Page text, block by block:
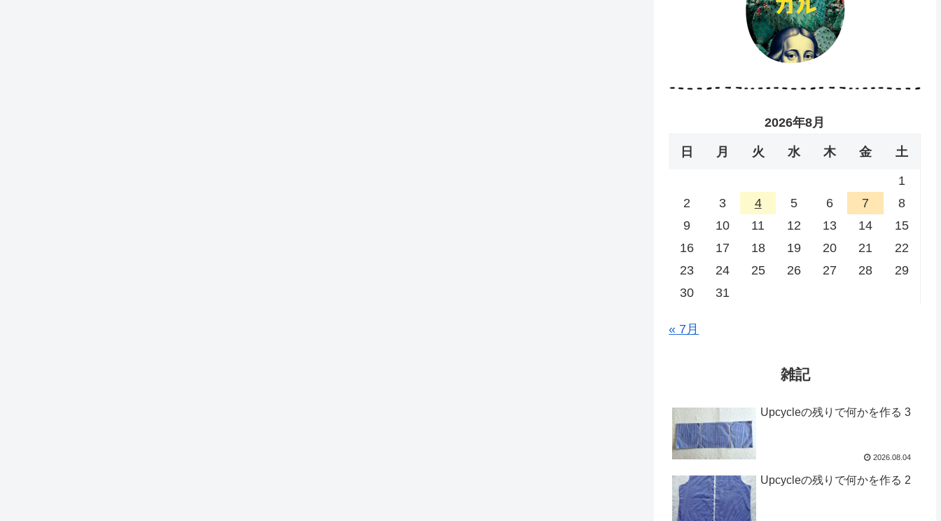
2026年8月
日 月 火 水 木 金 土
1
2
3 4 5 6 7
8
9
10 11 12 13 14
15
16
17 18 19 20 21
22
23
24 25 26 27 28
29
30
31
« 7月
雑記
Upcycleの残りで何かを作る 3
2026.08.04
Upcycleの残りで何かを作る 2